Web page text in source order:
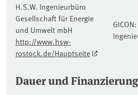
H.S.W. Ingenieurbüro
Gesellschaft für Energie
und Umwelt mbH
http://www.hsw-
rostock.de/Hauptseite
Dauer und Finanzierung